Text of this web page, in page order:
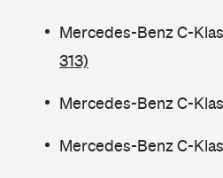
Mercedes-Benz C-
313)
Mercedes-Benz C-
Mercedes-Benz C-